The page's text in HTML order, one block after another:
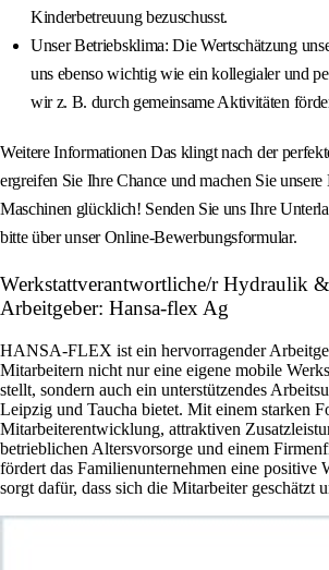
Kinderbetreuung bezuschusst.
Unser Betriebsklima: Die Wertschätzung
uns ebenso wichtig wie ein kollegialer und
wir z. B. durch gemeinsame Aktivitäten
Weitere Informationen Das klingt nach der
ergreifen Sie Ihre Chance und machen Sie
Maschinen glücklich! Senden Sie uns Ihre
bitte über unser Online-Bewerbungsformular.
Werkstattverantwortliche/r Hydraulik
Arbeitgeber: Hansa-flex Ag
HANSA-FLEX ist ein hervorragender
Mitarbeitern nicht nur eine eigene mobile
stellt, sondern auch ein unterstützendes
Leipzig und Taucha bietet. Mit einem starken
Mitarbeiterentwicklung, attraktiven
betrieblichen Altersvorsorge und einem
fördert das Familienunternehmen eine positive
sorgt dafür, dass sich die Mitarbeiter geschätzt